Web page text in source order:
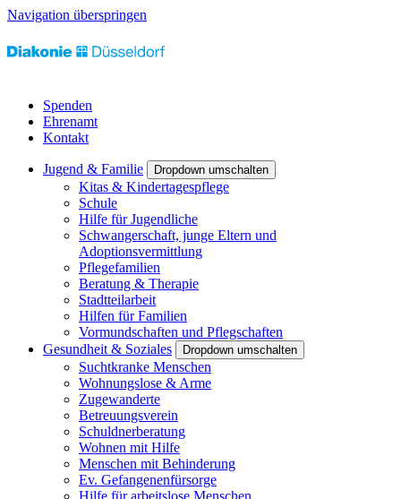
Navigation überspringen
Spenden
Ehrenamt
Kontakt
Jugend & Familie Dropdown umschalten
Kitas & Kindertagespflege
Schule
Hilfe für Jugendliche
Schwangerschaft, junge Eltern und
Adoptionsvermittlung
Pflegefamilien
Beratung & Therapie
Stadtteilarbeit
Hilfen für Familien
Vormundschaften und Pflegschaften
Gesundheit & Soziales
Dropdown umschalten
Suchtkranke Menschen
Wohnungslose & Arme
Zugewanderte
Betreuungsverein
Schuldnerberatung
Wohnen mit Hilfe
Menschen mit Behinderung
Ev. Gefangenenfürsorge
Hilfe für arbeitslose Menschen